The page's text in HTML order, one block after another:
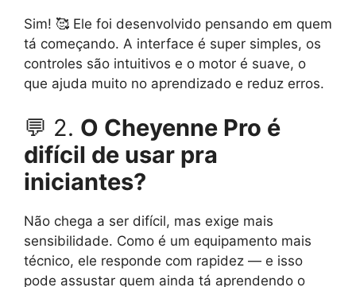
Sim! 🥰 Ele foi desenvolvido pensando em quem
tá começando. A interface é super simples, os
controles são intuitivos e o motor é suave, o
que ajuda muito no aprendizado e reduz erros.
💬 2. O Cheyenne Pro é
difícil de usar pra
iniciantes?
Não chega a ser difícil, mas exige mais
sensibilidade. Como é um equipamento mais
técnico, ele responde com rapidez — e isso
pode assustar quem ainda tá aprendendo o